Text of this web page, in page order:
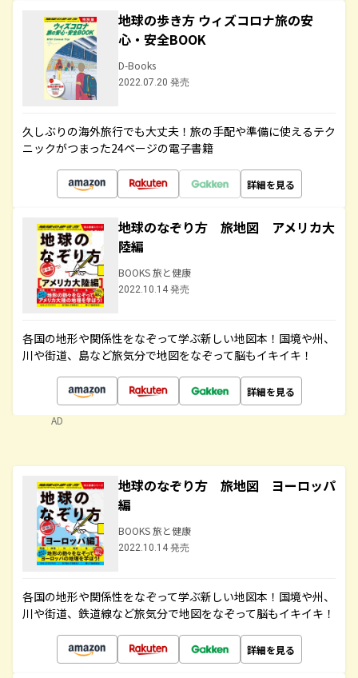
地球の歩き方 ウィズコロナ旅の安
心・安全BOOK
D-Books
2022.07.20 発売
久しぶりの海外旅行でも大丈夫！旅の手配や準備に使えるテク
ニックがつまった24ページの電子書籍
詳細を見る
地球のなぞり方 旅地図 アメリカ大
陸編
BOOKS 旅と健康
2022.10.14 発売
各国の地形や関係性をなぞって学ぶ新しい地図本！国境や州、
川や街道、島など旅気分で地図をなぞって脳もイキイキ！
詳細を見る
AD
地球のなぞり方 旅地図 ヨーロッパ
編
BOOKS 旅と健康
2022.10.14 発売
各国の地形や関係性をなぞって学ぶ新しい地図本！国境や州、
川や街道、鉄道線など旅気分で地図をなぞって脳もイキイキ！
詳細を見る